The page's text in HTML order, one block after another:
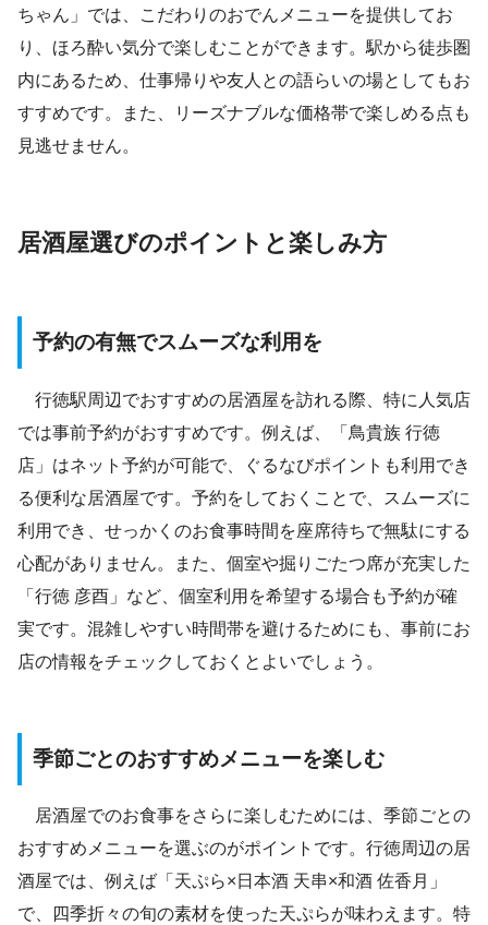
ちゃん」では、こだわりのおでんメニューを提供してお
り、ほろ酔い気分で楽しむことができます。駅から徒歩圏
内にあるため、仕事帰りや友人との語らいの場としてもお
すすめです。また、リーズナブルな価格帯で楽しめる点も
見逃せません。
居酒屋選びのポイントと楽しみ方
予約の有無でスムーズな利用を
行徳駅周辺でおすすめの居酒屋を訪れる際、特に人気店
では事前予約がおすすめです。例えば、「鳥貴族 行徳
店」はネット予約が可能で、ぐるなびポイントも利用でき
る便利な居酒屋です。予約をしておくことで、スムーズに
利用でき、せっかくのお食事時間を座席待ちで無駄にする
心配がありません。また、個室や掘りごたつ席が充実した
「行徳 彦酉」など、個室利用を希望する場合も予約が確
実です。混雑しやすい時間帯を避けるためにも、事前にお
店の情報をチェックしておくとよいでしょう。
季節ごとのおすすめメニューを楽しむ
居酒屋でのお食事をさらに楽しむためには、季節ごとの
おすすめメニューを選ぶのがポイントです。行徳周辺の居
酒屋では、例えば「天ぷら×日本酒 天串×和酒 佐香月」
で、四季折々の旬の素材を使った天ぷらが味わえます。特